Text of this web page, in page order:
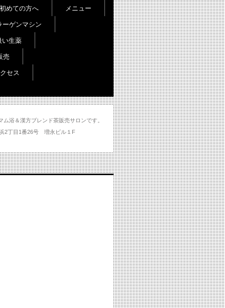
浴＆漢方ブレンド茶販売サロンです。
州浜2丁目1番26号 増永ビル１F
めての方へ メニュー
ーゲンマシン
い生薬
売
セス